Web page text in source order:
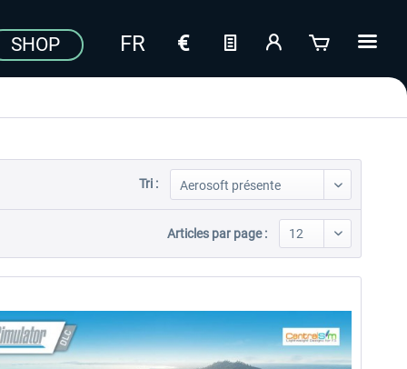
SHOP
Tri :
Articles par page :